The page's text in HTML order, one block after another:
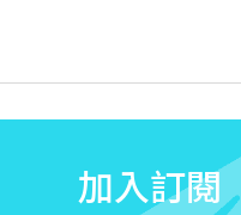
加入訂閱